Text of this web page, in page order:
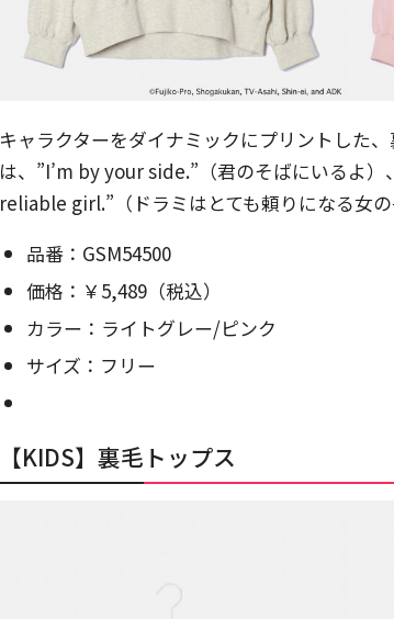
キャラクターをダイナミックにプリントした
は、”I’m by your side.”（君のそばにいるよ
reliable girl.”（ドラミはとても頼りになる女
品番：GSM54500
価格：￥5,489（税込）
カラー：ライトグレー/ピンク
サイズ：フリー
【KIDS】裏毛トップス